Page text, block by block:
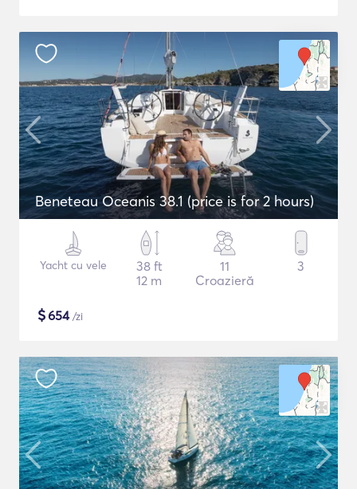
Beneteau Oceanis 38.1 (price is for 2 hours)
Yacht cu vele
38 ft
12 m
11
Croazieră
3
$654/zi